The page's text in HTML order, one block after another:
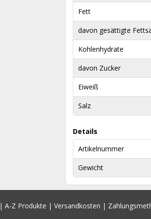
Fett
davon gesättigte
Kohlenhydrate
davon Zucker
Eiweiß
Salz
Details
Artikelnummer
Gewicht
| A-Z Produkte | Versandkosten |